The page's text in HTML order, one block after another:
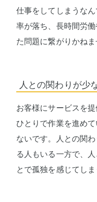
仕事をしてしまうな
率が落ち、長時間労
た問題に繋がりかねま
人との関わりが少
お客様にサービスを
ひとりで作業を進め
ないです。人との関
る人もいる一方で、
とで孤独を感じてしま